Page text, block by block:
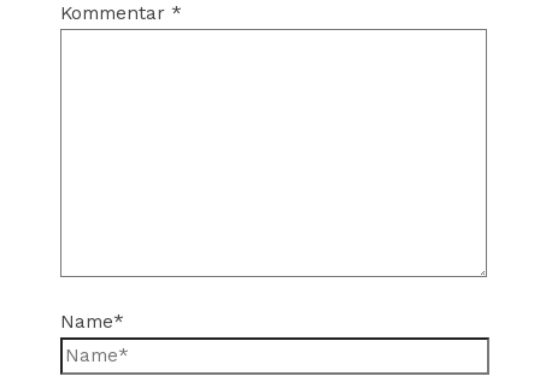
Kommentar *
Name*